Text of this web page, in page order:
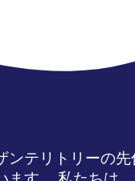
テリトリーの